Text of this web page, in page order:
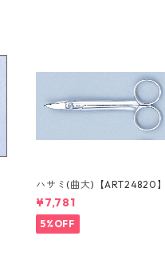
ハサミ(曲大)【ART24820
¥7,781
5%OFF